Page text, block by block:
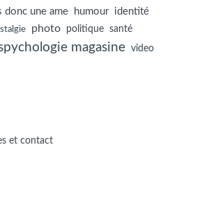
donc une ame
humour identité
photo politique
santé
magasine video
et contact